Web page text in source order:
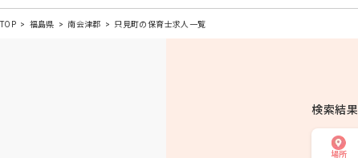
TOP 福島県 南会津郡 只見町の保育士求人一覧
検索結果
場所